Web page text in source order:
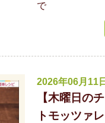
で
2026年06月11
【木曜日の
トモッツァ